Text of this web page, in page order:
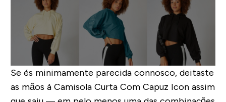
Se és minimamente parecida connosco, deitaste
as mãos à Camisola Curta Com Capuz Icon assim